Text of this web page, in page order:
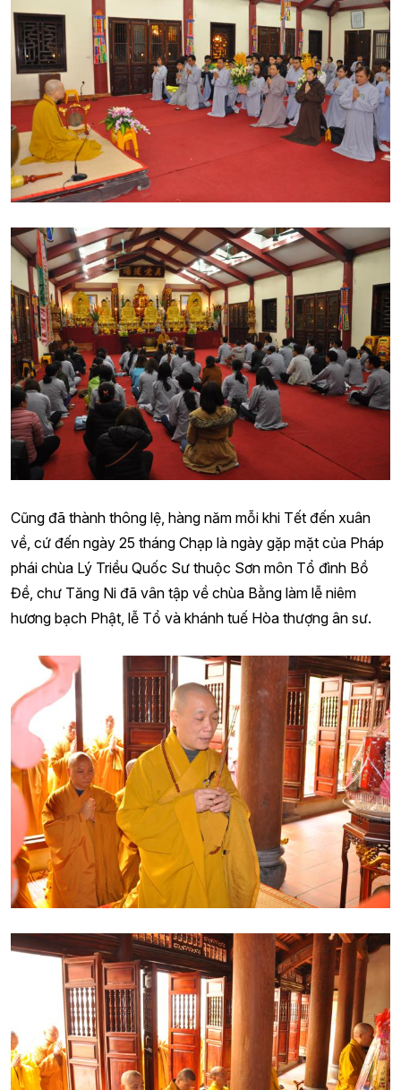
Cũng đã thành thông lệ, hàng năm mỗi khi Tết đến xuân
về, cứ đến ngày 25 tháng Chạp là ngày gặp mặt của Pháp
phái chùa Lý Triều Quốc Sư thuộc Sơn môn Tổ đình Bồ
Đề, chư Tăng Ni đã vân tập về chùa Bằng làm lễ niêm
hương bạch Phật, lễ Tổ và khánh tuế Hòa thượng ân sư.